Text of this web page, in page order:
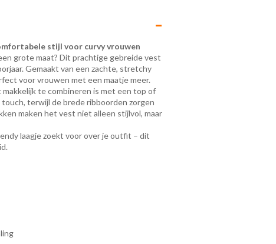
stijl voor curvy vrouwen
grote maat? Dit prachtige gebreide vest
Gemaakt van een zachte, stretchy
voor vrouwen met een maatje meer.
te combineren is met een top of
terwijl de brede ribboorden zorgen
maken het vest niet alleen stijlvol, maar
laagje zoekt voor over je outfit – dit